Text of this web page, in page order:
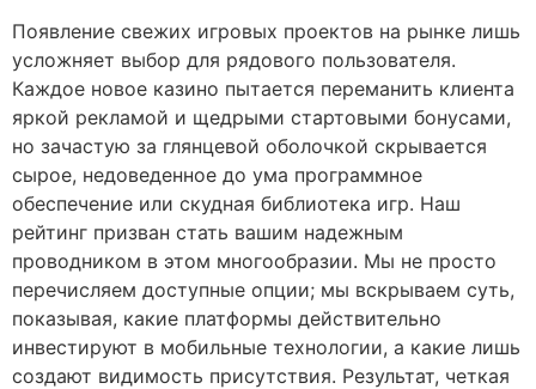
Появление свежих игровых проектов на рынке лишь
усложняет выбор для рядового пользователя.
Каждое новое казино пытается переманить клиента
яркой рекламой и щедрыми стартовыми бонусами,
но зачастую за глянцевой оболочкой скрывается
сырое, недоведенное до ума программное
обеспечение или скудная библиотека игр. Наш
рейтинг призван стать вашим надежным
проводником в этом многообразии. Мы не просто
перечисляем доступные опции; мы вскрываем суть,
показывая, какие платформы действительно
инвестируют в мобильные технологии, а какие лишь
создают видимость присутствия. Результат, четкая